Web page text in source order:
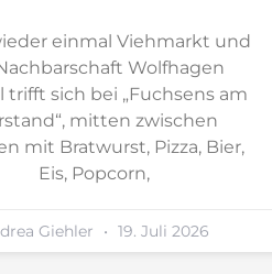
einmal Viehmarkt und
Wolfhagen
trifft sich bei „Fuchsens am
mitten zwischen
mit Bratwurst, Pizza, Bier,
Eis, Popcorn,
Giehler 19. Juli 2026